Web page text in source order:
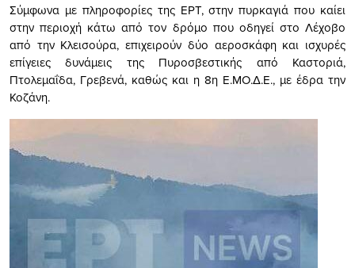
Σύμφωνα με πληροφορίες της ΕΡΤ, στην πυρκαγιά που καίει
στην περιοχή κάτω από τον δρόμο που οδηγεί στο Λέχοβο
από την Κλεισούρα, επιχειρούν δύο αεροσκάφη και ισχυρές
επίγειες δυνάμεις της Πυροσβεστικής από Καστοριά,
Πτολεμαΐδα, Γρεβενά, καθώς και η 8η Ε.ΜΟ.Δ.Ε., με έδρα την
Κοζάνη.